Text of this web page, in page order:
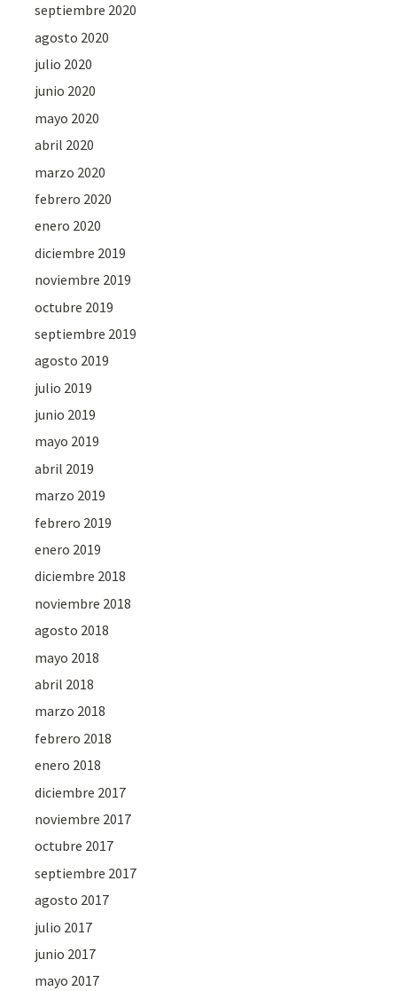
septiembre 2020
agosto 2020
julio 2020
junio 2020
mayo 2020
abril 2020
marzo 2020
febrero 2020
enero 2020
diciembre 2019
noviembre 2019
octubre 2019
septiembre 2019
agosto 2019
julio 2019
junio 2019
mayo 2019
abril 2019
marzo 2019
febrero 2019
enero 2019
diciembre 2018
noviembre 2018
agosto 2018
mayo 2018
abril 2018
marzo 2018
febrero 2018
enero 2018
diciembre 2017
noviembre 2017
octubre 2017
septiembre 2017
agosto 2017
julio 2017
junio 2017
mayo 2017